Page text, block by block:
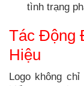
tình trạng
Tác Động
Hiệu
Logo không